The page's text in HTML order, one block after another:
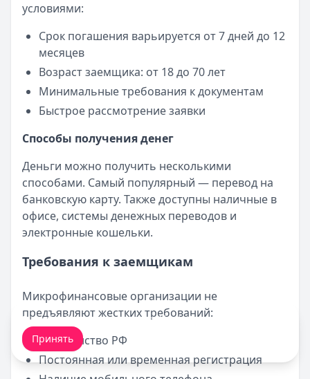
условиями:
Срок погашения варьируется от 7 дней до 12
месяцев
Возраст заемщика: от 18 до 70 лет
Минимальные требования к документам
Быстрое рассмотрение заявки
Способы получения денег
Деньги можно получить несколькими
способами. Самый популярный — перевод на
банковскую карту. Также доступны наличные в
офисе, системы денежных переводов и
электронные кошельки.
Требования к заемщикам
Микрофинансовые организации не
предъявляют жестких требований:
Гражданство РФ
Постоянная или временная регистрация
Мы обрабатываем ваши cookie-файлы.
Принять